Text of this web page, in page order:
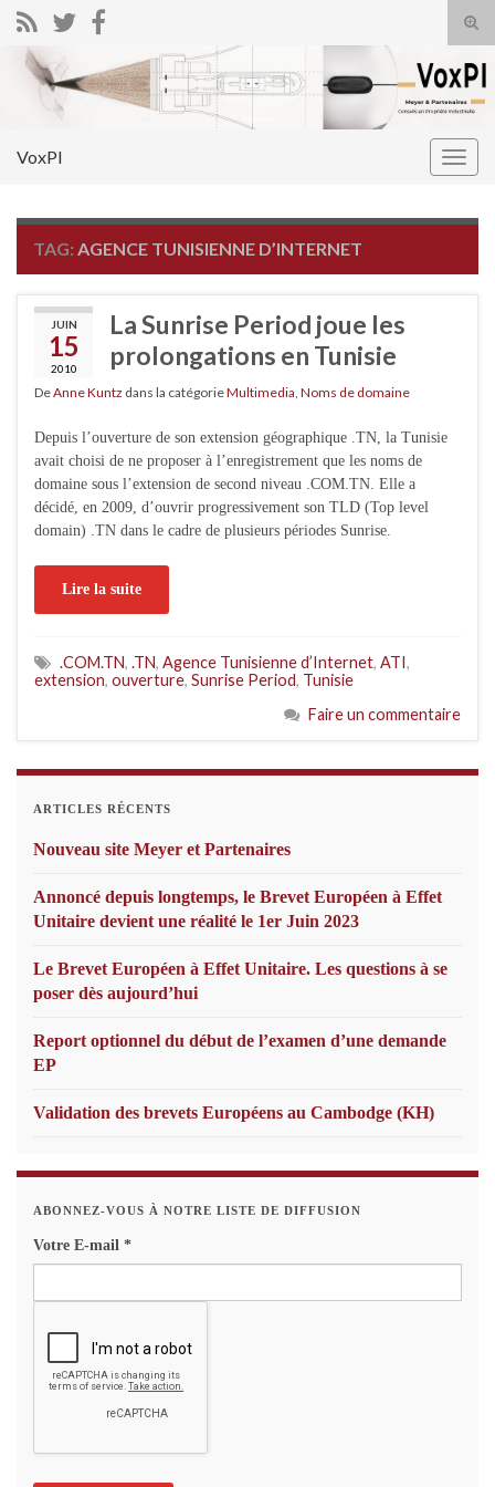
Search for:
VoxPI
TAG: AGENCE TUNISIENNE D’INTERNET
JUIN
15
2010
La Sunrise Period joue les
prolongations en Tunisie
DeAnne Kuntz dans la catégorieMultimedia Noms de domaine
Depuis l’ouverture de son extension géographique .TN, la Tunisie
avait choisi de ne proposer à l’enregistrement que les noms de
domaine sous l’extension de second niveau .COM.TN. Elle a
décidé, en 2009, d’ouvrir progressivement son TLD (Top level
domain) .TN dans le cadre de plusieurs périodes Sunrise.
Lire la suite
.COM.TN, .TN, Agence Tunisienne d’Internet, ATI,
extension, ouverture, Sunrise Period, Tunisie
Faire un commentaire
ARTICLES RÉCENTS
Nouveau site Meyer et Partenaires
Annoncé depuis longtemps, le Brevet Européen à Effet
Unitaire devient une réalité le 1er Juin 2023
Le Brevet Européen à Effet Unitaire. Les questions à se
poser dès aujourd’hui
Report optionnel du début de l’examen d’une demande
EP
Validation des brevets Européens au Cambodge (KH)
ABONNEZ-VOUS À NOTRE LISTE DE DIFFUSION
Votre E-mail *